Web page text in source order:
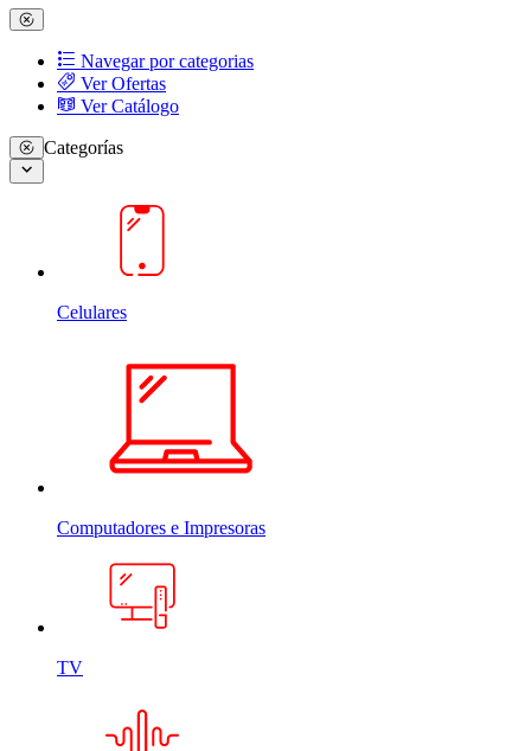
Navegar por categorias
Ver Ofertas
Ver Catálogo
Categorías
Celulares
Computadores e Impresoras
TV